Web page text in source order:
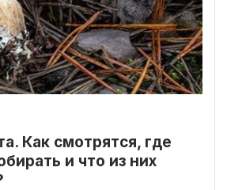
Как смотрятся, где
и что из них